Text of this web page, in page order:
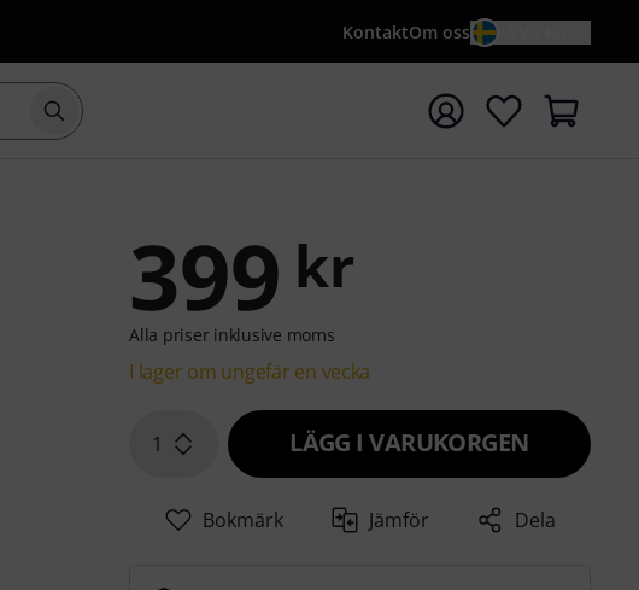
KontaktOm oss
Börja sökningen med söktermen {searchTerm}
399 kr
Alla priser inklusive moms
I lager om ungefär en vecka
1 LÄGG I VARUKORGEN
Bokmärk Jämför Dela